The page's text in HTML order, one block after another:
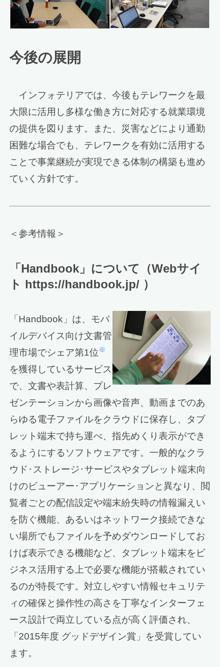
今後の展開
インフォテリアでは、今後もテレワークを最
大限に活用し多様な働き方に対応する就業環境
の提供を図ります。また、災害などにより通勤
困難な場合でも、テレワークを有効に活用する
ことで事業継続が実現できる体制の構築も進め
ていく方針です。
＜参考情報＞
「Handbook」について（Webサイ
ト https://handbook.jp/ ）
「Handbook」は、モバ
イルデバイス向け文書管
理市場でシェア第1位※
を獲得しているサービス
で、文書や表計算、プレ
ゼンテーションから画像や音声、動画までのあ
らゆる電子ファイルをクラウドに保存し、タブ
レット端末で持ち運べ、指先めくり表示ができ
るようにするソフトウェアです。一般的なクラ
ウド･ストレージ･サービスやタブレット端末向
けのビューアー･アプリケーションと異なり、閲
覧者ごとの配信設定や端末紛失時の情報漏えい
を防ぐ機能、あるいはネットワーク接続できな
い場所でもファイルを予めダウンロードしてお
けば表示できる機能など、タブレット端末をビ
ジネス活用する上で必要な機能が搭載されてい
るのが特長です。対立しやすい情報セキュリテ
ィの確保と操作性の高さを丁寧なインターフェ
ース設計で両立している点が高く評価され、
「2015年度 グッドデザイン賞」を受賞してい
ます。